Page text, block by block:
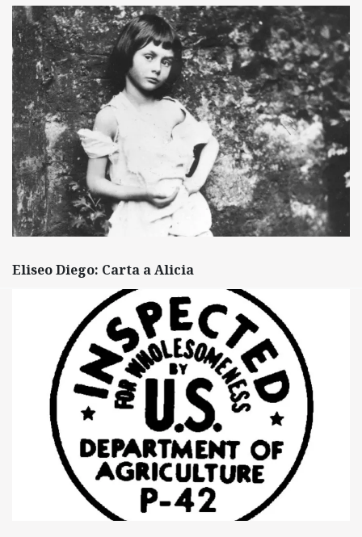
Eliseo Diego: Carta a Alicia